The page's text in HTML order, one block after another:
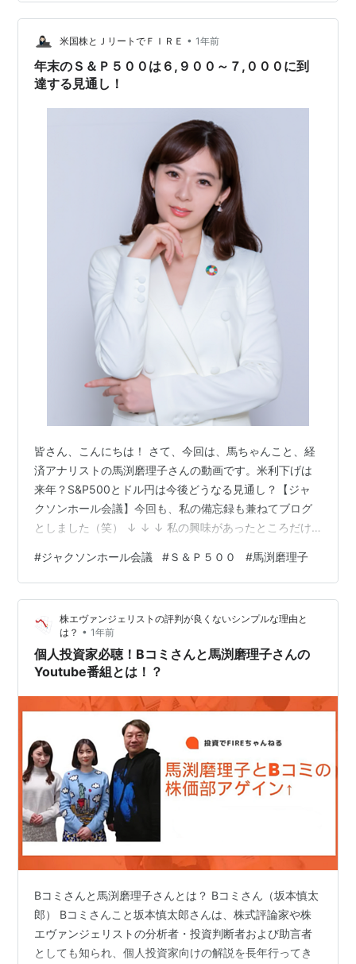
5026 トリプルアイズ、完全に不発。 1798→1003円
6217 津田…
米国株とＪリートでＦＩＲＥ • 1年前
年末のＳ＆Ｐ５００は６,９００～７,０００に到
達する見通し！
皆さん、こんにちは！ さて、今回は、馬ちゃんこと、経
済アナリストの馬渕磨理子さんの動画です。米利下げは
来年？S&P500とドル円は今後どうなる見通し？【ジャ
クソンホール会議】今回も、私の備忘録も兼ねてブログ
としました（笑） ↓ ↓ ↓ 私の興味があったところだけ
ＭＡＧ７の業績が良い。更に、利下げも行われる見通し
であり、ポジティブな追い風が吹いている。年末のＳ＆
Ｐ５００は、６,９００～７,０００に到達する見通し。
２．アメリカの金融関係者の話として、ＭＡＧ７は、ト
ランプ関税に便乗して値上げを行っており、利益が拡大
する方向に動いている。・・・！！！…
#ジャクソンホール会議 #Ｓ＆Ｐ５００ #馬渕磨理子
株エヴァンジェリストの評判が良くないシンプルな理由と
は？ • 1年前
個人投資家必聴！Bコミさんと馬渕磨理子さんの
Youtube番組とは！？
Bコミさんと馬渕磨理子さんとは？ Bコミさん（坂本慎太
郎） Bコミさんこと坂本慎太郎さんは、株式評論家や株
エヴァンジェリストの分析者・投資判断者および助言者
としても知られ、個人投資家向けの解説を長年行ってき